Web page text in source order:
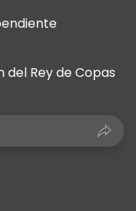
del Rey de Copas